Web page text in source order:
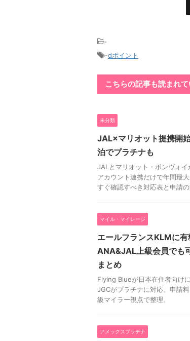
-
-dポイント
こちらの記事も読まれ
未分類
JAL×マリオット提携開
泊でプラチナも
JALとマリオット・ボンヴォイ
アカウント連携だけで年間最
すぐ確認すべき対応表と申請の
マイル・マイレージ
エールフランスKLMに有
ANA&JAL上級会員でも
まとめ
Flying Blueが日本在住者向け
JGCがプラチナに対応。申請
級マイラー視点で整理。
アメックスプラチナ